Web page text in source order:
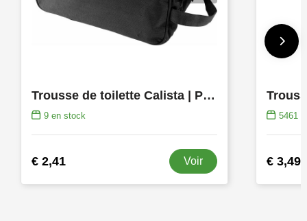
Trousse de toilette Calista | Polyester 600D | 3,5 l
9en stock
€ 2,41 Voir
5461
€ 3,49